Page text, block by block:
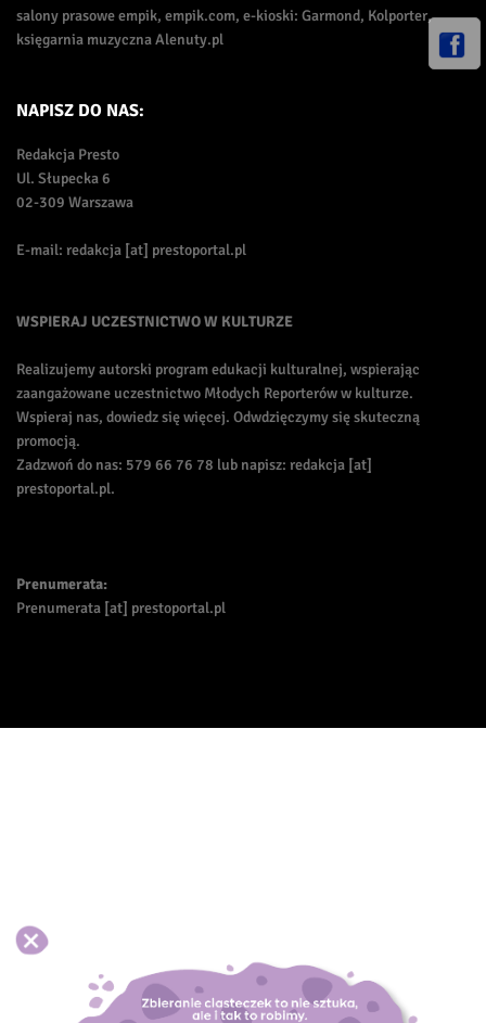
salony prasowe empik, empik.com, e-kioski: Garmond, Kolporter,
księgarnia muzyczna Alenuty.pl
NAPISZ DO NAS:
Redakcja Presto
Ul. Słupecka 6
02-309 Warszawa
E-mail: redakcja [at] prestoportal.pl
WSPIERAJ UCZESTNICTWO W KULTURZE
Realizujemy autorski program edukacji kulturalnej, wspierając
zaangażowane uczestnictwo Młodych Reporterów w kulturze.
Wspieraj nas, dowiedz się więcej. Odwdzięczymy się skuteczną
promocją.
Zadzwoń do nas: 579 66 76 78 lub napisz: redakcja [at]
prestoportal.pl.
Prenumerata:
Prenumerata [at] prestoportal.pl
Akceptuj